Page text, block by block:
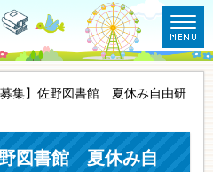
集】佐野図書館 夏休み自由研
野図書館 夏休み自